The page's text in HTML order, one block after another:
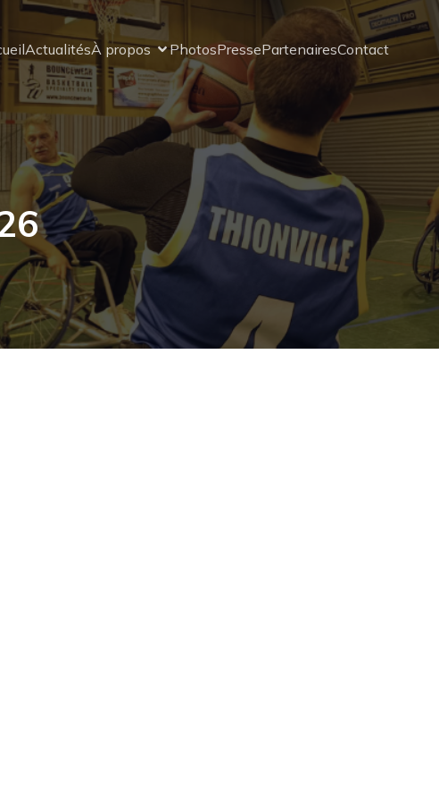
ActualitésÀ propos PhotosPressePartenairesContact